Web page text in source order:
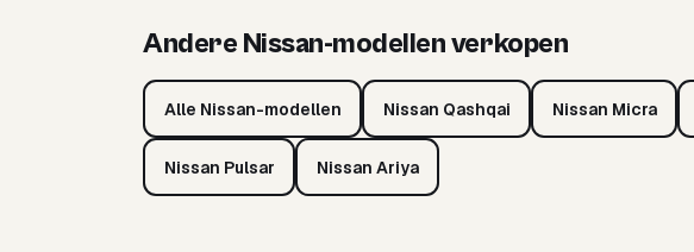
Andere Nissan-modellen verkopen
Alle Nissan-modellen Nissan Qashqai Nissan Micra
Nissan Pulsar Nissan Ariya